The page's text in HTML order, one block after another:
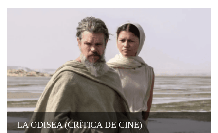
LA ODISEA (CRÍTICA DE CINE)